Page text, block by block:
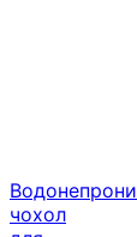
чохол
для